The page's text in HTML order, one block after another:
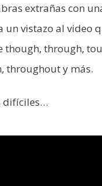
extrañas con
un vistazo al video
though, through,
throughout y más.
difíciles…